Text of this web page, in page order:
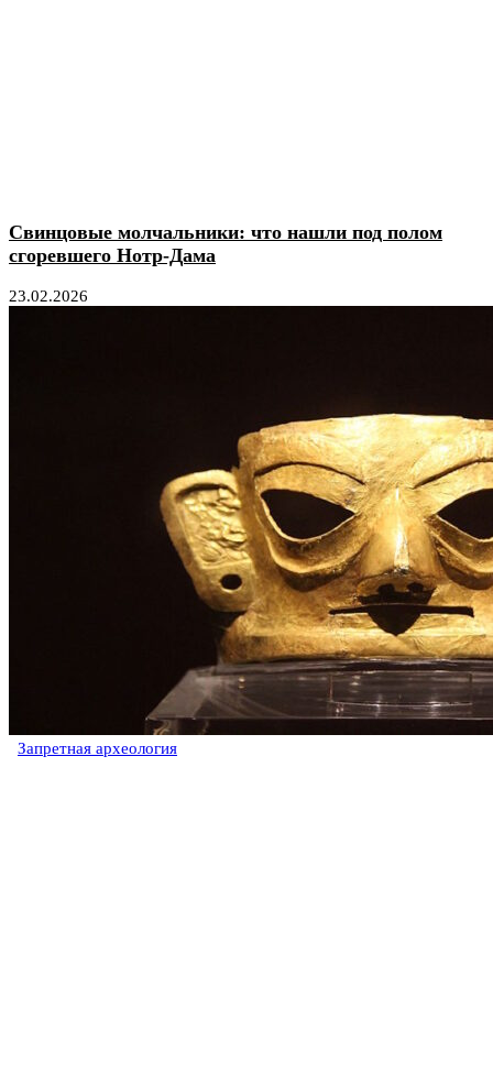
Свинцовые молчальники: что нашли под полом
сгоревшего Нотр-Дама
23.02.2026
Запретная археология